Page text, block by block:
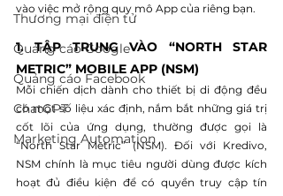
Thương mại điện tử
Quảng cáo Google
Quảng cáo Facebook
ChatGPT
Marketing Automation
vào việc mở rộng quy mô App của riêng bạn.
1. TẬP TRUNG VÀO “NORTH STAR
METRIC” MOBILE APP (NSM)
Mỗi chiến dịch dành cho thiết bị di động đều
có một số liệu xác định, nắm bắt những giá trị
cốt lõi của ứng dụng, thường được gọi là
“North Star Metric” (NSM). Đối với Kredivo,
NSM chính là mục tiêu người dùng được kích
hoạt đủ điều kiện để có quyền truy cập tín